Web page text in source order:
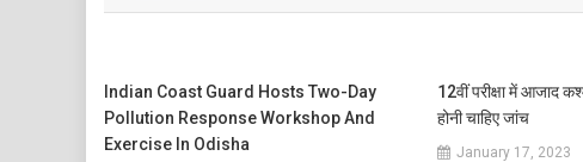
Indian Coast Guard Hosts Two-Day
Pollution Response Workshop And
Exercise In Odisha
12वीं परीक्षा में आजाद
होनी चाहिए जांच
January 17, 2023